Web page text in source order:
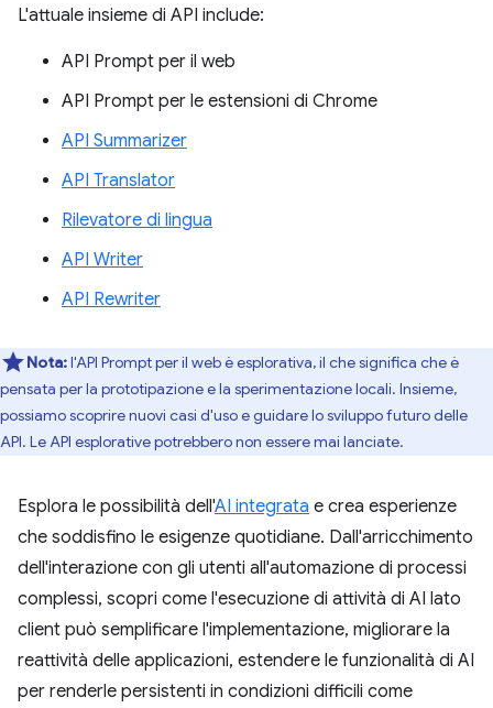
L'attuale insieme di API include:
API Prompt per il web
API Prompt per le estensioni di Chrome
API Summarizer
API Translator
Rilevatore di lingua
API Writer
API Rewriter
Nota:l'API Prompt per il web è esplorativa, il che significa che è
pensata per la prototipazione e la sperimentazione locali. Insieme,
possiamo scoprire nuovi casi d'uso e guidare lo sviluppo futuro delle
API. Le API esplorative potrebbero non essere mai lanciate.
Esplora le possibilità dell'AI integrata e crea esperienze
che soddisfino le esigenze quotidiane. Dall'arricchimento
dell'interazione con gli utenti all'automazione di processi
complessi, scopri come l'esecuzione di attività di AI lato
client può semplificare l'implementazione, migliorare la
reattività delle applicazioni, estendere le funzionalità di AI
per renderle persistenti in condizioni difficili come